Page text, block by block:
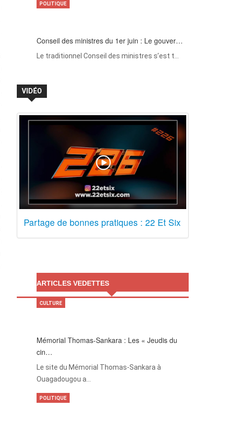
Conseil des ministres du 1er juin : Le gouver…
Le traditionnel Conseil des ministres s’est t…
POLITIQUE
VIDÉO
Partage de bonnes pratiques : 22 Et Six
ARTICLES VEDETTES
Mémorial Thomas-Sankara : Les « Jeudis du
cin…
Le site du Mémorial Thomas-Sankara à
Ouagadougou a…
CULTURE
POLITIQUE